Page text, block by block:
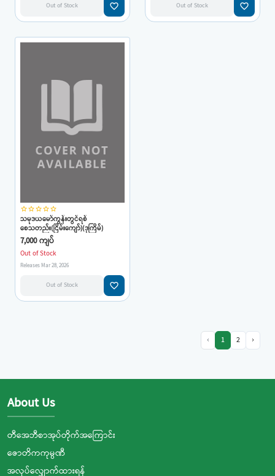
Out of Stock favorite_border Out of Stock favorite_border
star_borderstar_borderstar_borderstar_borderstar_border
သမုဒယမော်ကွန်းတွင်ရစ်
စေသတည်း(ငြိမ်းကျော်)(ဒုကြိမ်)
7,000 ကျပ်
Out of Stock
Releases Mar 28, 2026
Out of Stock favorite_border
‹ 1 2 ›
About Us
တီအေဘီစာအုပ်တိုက်အကြောင်း
ဇောတိကကုမ္ပဏီ
အလုပ်လျှောက်ထားရန်